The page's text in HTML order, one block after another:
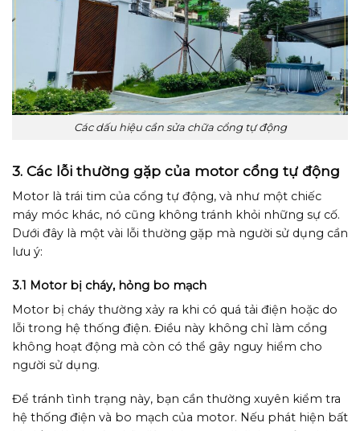
Các dấu hiệu cần sửa chữa cổng tự động
3. Các lỗi thường gặp của motor cổng tự động
Motor là trái tim của cổng tự động, và như một chiếc
máy móc khác, nó cũng không tránh khỏi những sự cố.
Dưới đây là một vài lỗi thường gặp mà người sử dụng cần
lưu ý:
3.1 Motor bị cháy, hỏng bo mạch
Motor bị cháy thường xảy ra khi có quá tải điện hoặc do
lỗi trong hệ thống điện. Điều này không chỉ làm cổng
không hoạt động mà còn có thể gây nguy hiểm cho
người sử dụng.
Để tránh tình trạng này, bạn cần thường xuyên kiểm tra
hệ thống điện và bo mạch của motor. Nếu phát hiện bất